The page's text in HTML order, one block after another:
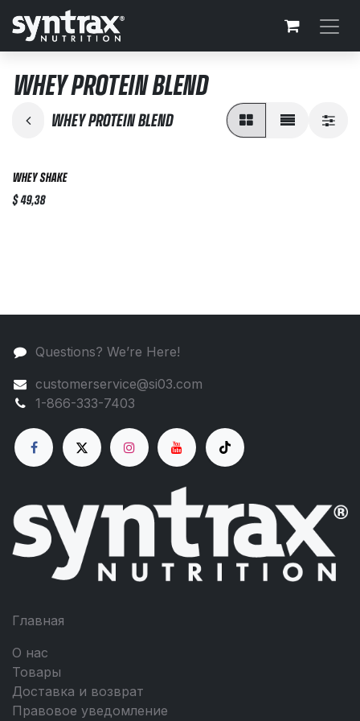
Перейти к содержимому
WHEY PROTEIN BLEND
WHEY PROTEIN BLEND
WHEY SHAKE
$49,38
Questions? We’re Here!
customerservice@si03.com
1-866-333-7403
Главная
О нас
Товары
Доставка и возврат
Правовое уведомление